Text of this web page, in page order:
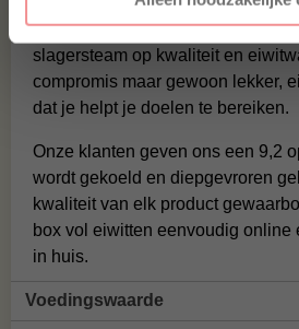
Alle producten in deze box zijn
slagersteam op kwaliteit en
compromis maar gewoon lekker,
dat je helpt je doelen te bereiken.
Onze klanten geven ons een 9,2
wordt gekoeld en diepgevroren
kwaliteit van elk product
box vol eiwitten eenvoudig online
in huis.
Voedingswaarde